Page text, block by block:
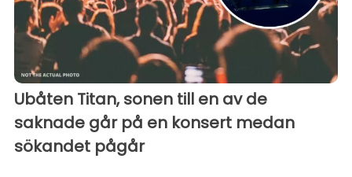
Ubåten Titan, sonen till en av de
saknade går på en konsert medan
sökandet pågår